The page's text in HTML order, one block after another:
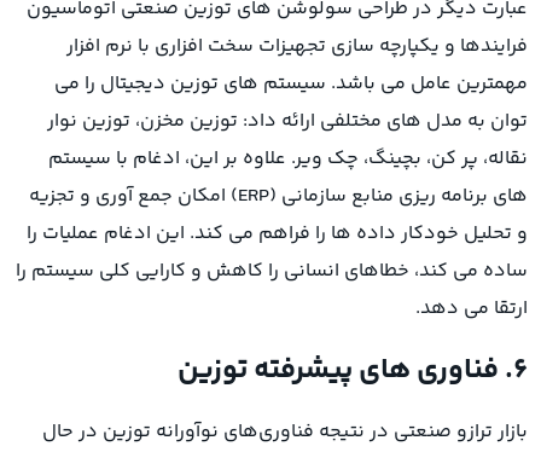
عبارت دیگر در طراحی سولوشن های توزین صنعتی اتوماسیون
فرایندها و یکپارچه سازی تجهیزات سخت افزاری با نرم افزار
مهمترین عامل می باشد. سیستم های توزین دیجیتال را می
توان به مدل های مختلفی ارائه داد: توزین مخزن، توزین نوار
نقاله، پر کن، بچینگ، چک ویر. علاوه بر این، ادغام با سیستم
های برنامه ریزی منابع سازمانی (ERP) امکان جمع آوری و تجزیه
و تحلیل خودکار داده ها را فراهم می کند. این ادغام عملیات را
ساده می کند، خطاهای انسانی را کاهش و کارایی کلی سیستم را
ارتقا می دهد.
۶. فناوری های پیشرفته توزین
بازار ترازو صنعتی در نتیجه فناوری‌های نوآورانه توزین در حال